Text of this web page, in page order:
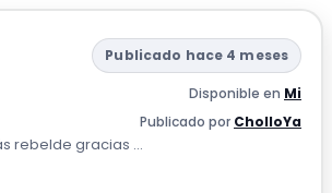
Publicado hace 4 meses
Disponible en Mi
Publicado por CholloYa
rebelde gracias ...